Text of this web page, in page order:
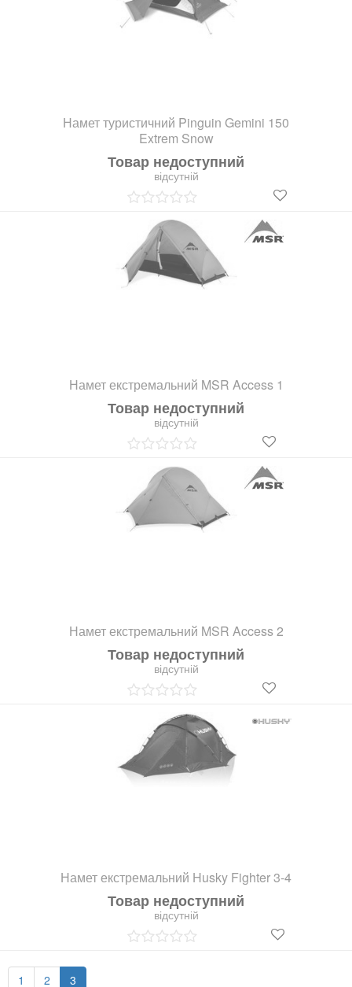
Намет туристичний Pinguin Gemini 150
Extrem Snow
Товар недоступний
відсутній
Намет екстремальний MSR Access 1
Товар недоступний
відсутній
Намет екстремальний MSR Access 2
Товар недоступний
відсутній
Намет екстремальний Husky Fighter 3-4
Товар недоступний
відсутній
1 2 3